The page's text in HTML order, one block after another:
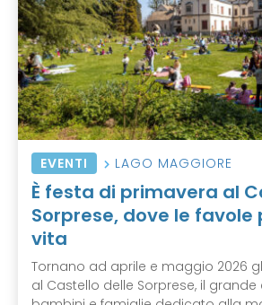
EVENTI LAGO MAGGIORE
È festa di primavera al
Sorprese, dove le favole
vita
Tornano ad aprile e maggio 2026
al Castello delle Sorprese, il